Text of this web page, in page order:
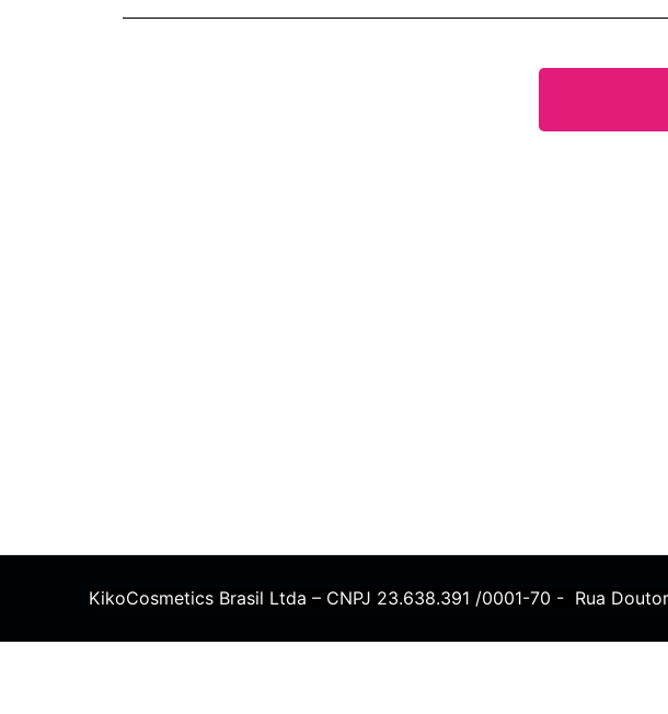
KikoCosmetics Brasil Ltda – CNPJ 23.638.391 /0001-70 - Rua